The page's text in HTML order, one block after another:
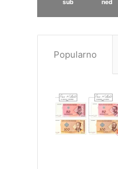
sub ned
Popularno